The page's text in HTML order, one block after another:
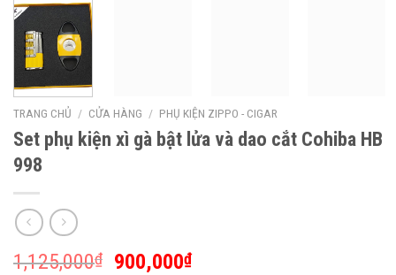
TRANG CHỦ / CỬA HÀNG / PHỤ KIỆN ZIPPO - CIGAR
Set phụ kiện xì gà bật lửa và dao cắt Cohiba HB
998
1,125,000₫ 900,000₫